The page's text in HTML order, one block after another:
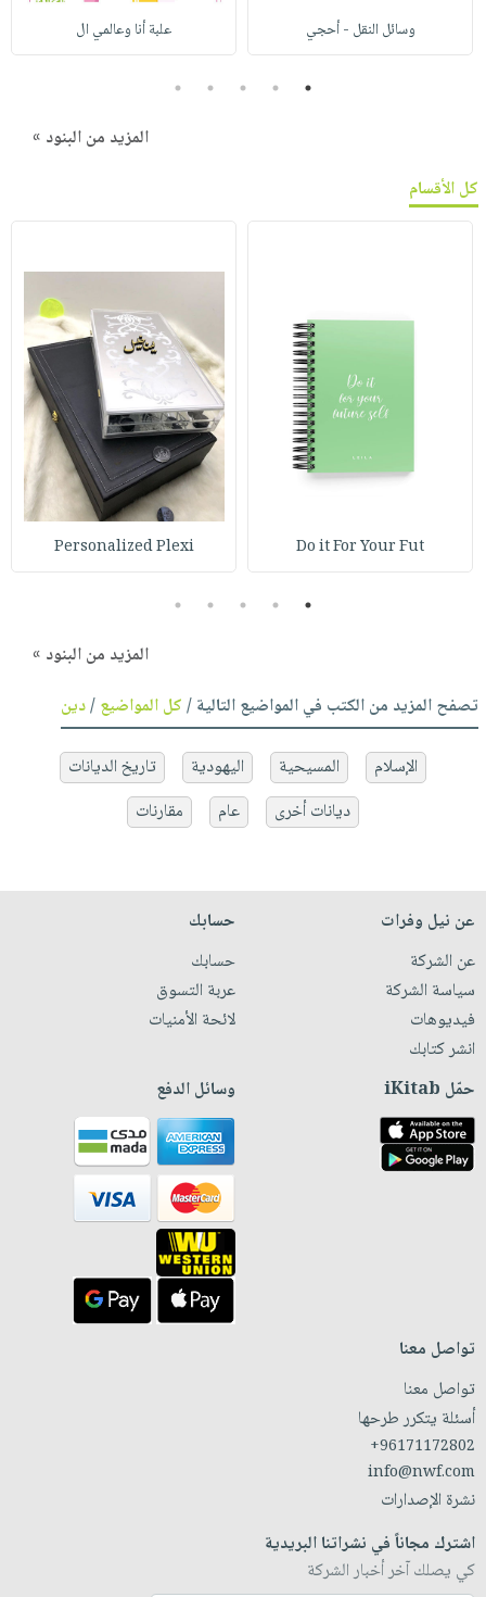
وسائل النقل - أحجي علبة أنا وعالمي ال
1
2
3
4
5
المزيد من البنود »
كل الأقسام
Do it For Your Fut
Personalized Plexi
1
2
3
4
5
المزيد من البنود »
تصفح المزيد من الكتب في المواضيع التالية /كل المواضيع/دين
الإسلام المسيحية اليهودية
تاريخ الديانات
ديانات أخرى
عام مقارنات
عن نيل وفرات
عن الشركة
سياسة الشركة
فيديوهات
انشر كتابك
حسابك
حسابك
عربة التسوق
لائحة الأمنيات
حمّل iKitab وسائل الدفع
تواصل معنا
تواصل معنا
أسئلة يتكرر طرحها
+96171172802
info@nwf.com
نشرة الإصدارات
اشترك مجاناً في نشراتنا البريدية
كي يصلك آخر أخبار الشركة